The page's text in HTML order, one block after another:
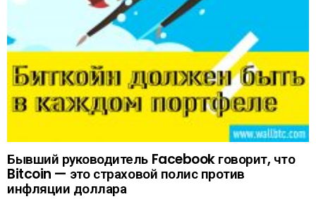
Бывший руководитель Facebook говорит, что
Bitcoin — это страховой полис против
инфляции доллара